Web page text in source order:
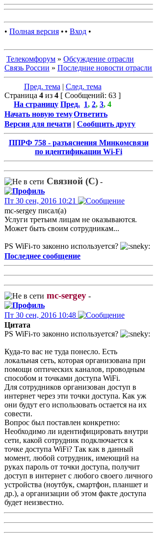
• Полная версия • • Вход •
Телекомфорум » Обсуждение отрасли
Связь России » Последние новости отрасли
Пред. тема | След. тема
Страница 4 из 4 [ Сообщений: 63 ]
На страницу Пред. 1, 2, 3, 4
Начать новую темуОтветить
Версия для печати | Сообщить другу
ППРФ 758 - разъяснения Минкомсвязи
по идентификации Wi-Fi
Связной (С) -
Пт 30 сен, 2016 10:21
mc-sergey писал(а)
Услуги третьим лицам не оказываются.
Может быть своим сотрудникам...
PS WiFi-то законно используется?
Последнее сообщение
mc-sergey -
Пт 30 сен, 2016 10:48
Цитата
PS WiFi-то законно используется?
Куда-то вас не туда понесло. Есть
локальная сеть, которая организована при
помощи оптических каналов, проводным
способом и точками доступа WiFi.
Для сотрудников организован доступ в
интернет через эти точки доступа. Как уж
они будут его использовать остается на их
совести.
Вопрос был поставлен конкретно:
Необходимо ли идентифицировать внутри
сети, какой сотрудник подключается к
точке доступа WiFi? Так как в данный
момент, любой сотрудник, имеющий на
руках пароль от точки доступа, получит
доступ в интернет с любого своего личного
устройства (ноутбук, смартфон, планшет и
др.), а организации об этом факте доступа
будет неизвестно.